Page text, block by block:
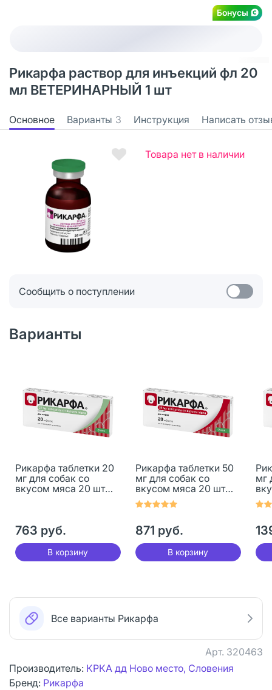
Бонусы
Рикарфа раствор для инъекций фл 20
мл ВЕТЕРИНАРНЫЙ 1 шт
Основное Варианты 3 Инструкция Написать
Товара нет в наличии
Сообщить о поступлении
Варианты
Рикарфа таблетки 20
мг для собак со
вкусом мяса 20 шт
763 руб.
В корзину
Рикарфа таблетки 50
мг для собак со
вкусом мяса 20 шт
(вет)
871 руб.
В корзину
мг
Все варианты Рикарфа
Арт. 320463
Производитель: КРКА дд Ново место, Словения
Бренд: Рикарфа